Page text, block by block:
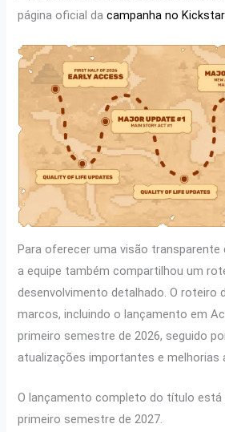
página oficial dacampanha no
Para oferecer uma visão transparente
a equipe também compartilhou um
desenvolvimento detalhado. O roteiro
marcos, incluindo o lançamento em
primeiro semestre de 2026, seguido
atualizações importantes e melhorias
O lançamento completo do título está
primeiro semestre de 2027.